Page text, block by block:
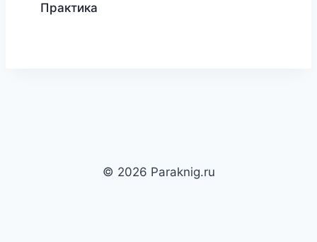
Практика
© 2026 Paraknig.ru